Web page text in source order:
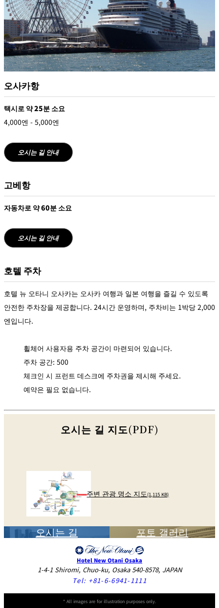
오사카항
택시로 약 25분 소요
4,000엔 - 5,000엔
오시는 길 안내
고베항
자동차로 약 60분 소요
오시는 길 안내
호텔 주차
호텔 뉴 오타니 오사카는 오사카 여행과 일본 여행을 즐길 수 있도록
안전한 주차장을 제공합니다. 24시간 운영하며, 주차비는 1박당 2,000
엔입니다.
휠체어 사용자용 주차 공간이 마련되어 있습니다.
주차 공간: 500
체크인 시 프런트 데스크에 주차권을 제시해 주세요.
예약은 필요 없습니다.
오시는 길 지도(PDF)
주변 관광 명소 지도 (1,115 KB)
오시는 길 포토 갤러리
Hotel New Otani Osaka
1-4-1 Shiromi, Chuo-ku, Osaka 540-8578, JAPAN
Tel: +81-6-6941-1111
* All images are for illustration purposes only.